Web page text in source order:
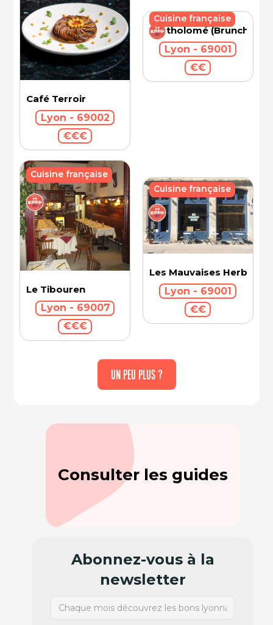
Café Terroir
Lyon - 69002
€€€
Bartholomé (Brunch)
Lyon - 69001
€€
Cuisine française
Le Tibouren
Lyon - 69007
€€€
Cuisine française
Les Mauvaises Herbes
Lyon - 69001
€€
Cuisine française
UN PEU PLUS ?
Consulter les guides
Abonnez-vous à la
newsletter